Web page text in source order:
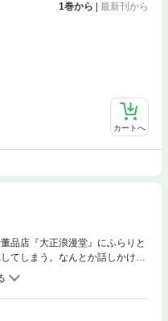
1巻から 最新刊から
カートへ
品店『大正浪漫堂』にふらりと
てしまう。なんとか話しかけよ
あしらわれてしまう。彼女のこ
友人達に尋ね、驚くべき事実を
で、羽鳥ちなつという名前の同
ため大正浪漫堂に向かった桂